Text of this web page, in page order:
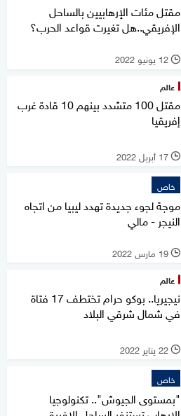
مقتل مئات الإرهابيين بالساحل
الإفريقي..هل تغيرت قواعد الحرب؟
l 12 يونيو 2022
عالم
مقتل 100 متشدد بينهم 10 قادة غرب
إفريقيا
l 17 أبريل 2022
خاص
موجة لجوء جديدة تهدد ليبيا من اتجاه
النيجر - مالي
l 19 مارس 2022
عالم
نيجيريا.. بوكو حرام تختطف 17 فتاة
في شمال شرقي البلاد
l 22 يناير 2022
خاص
"بمستوى الجيوش".. تكنولوجيا